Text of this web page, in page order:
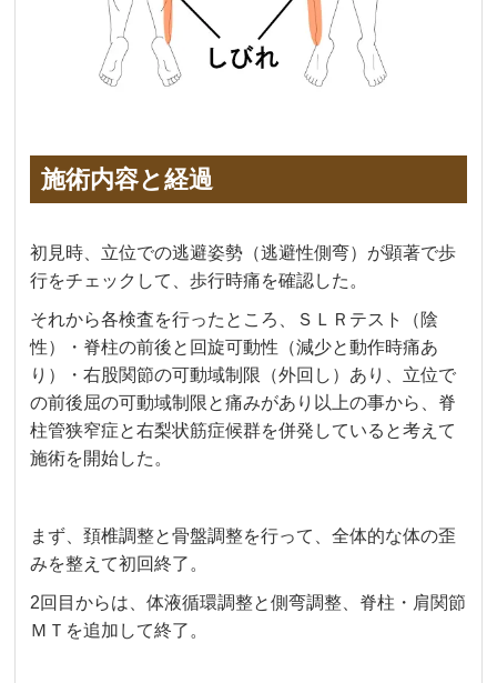
施術内容と経過
初見時、立位での逃避姿勢（逃避性側弯）が顕著で歩
行をチェックして、歩行時痛を確認した。
それから各検査を行ったところ、ＳＬＲテスト（陰
性）・脊柱の前後と回旋可動性（減少と動作時痛あ
り）・右股関節の可動域制限（外回し）あり、立位で
の前後屈の可動域制限と痛みがあり以上の事から、脊
柱管狭窄症と右梨状筋症候群を併発していると考えて
施術を開始した。
まず、頚椎調整と骨盤調整を行って、全体的な体の歪
みを整えて初回終了。
2回目からは、体液循環調整と側弯調整、脊柱・肩関節
ＭＴを追加して終了。